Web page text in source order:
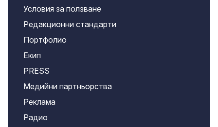
Условия за ползване
Редакционни стандарти
Портфолио
Екип
PRESS
Медийни партньорства
Реклама
Радио